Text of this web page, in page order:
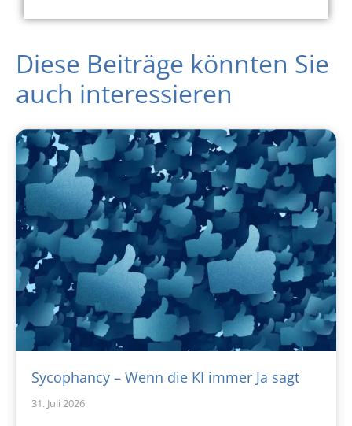
Diese Beiträge könnten Sie
auch interessieren
Sycophancy – Wenn die KI immer Ja sagt
31. Juli 2026